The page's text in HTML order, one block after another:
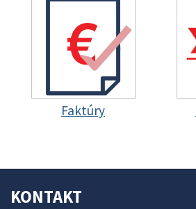
Faktúry
KONTAKT